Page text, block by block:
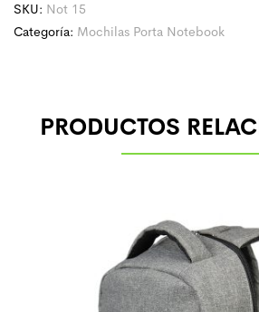
SKU: Not 15
Categoría: Mochilas Porta Notebook
PRODUCTOS